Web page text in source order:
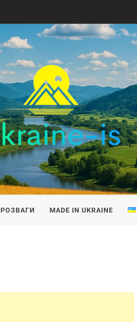
РОЗВАГИ MADE IN UKRAINE